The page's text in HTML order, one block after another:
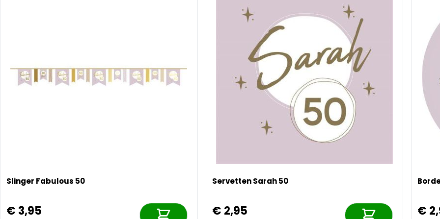
Slinger Fabulous 50
€ 3,95
Servetten Sarah 50
€ 2,95 €